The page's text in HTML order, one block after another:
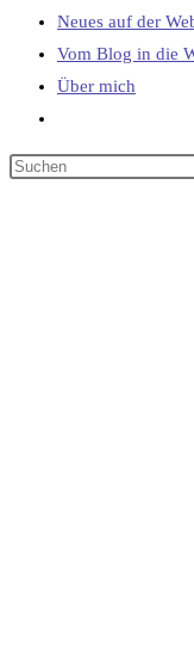
Neues auf der
Vom Blog in die
Über mich
umschalten